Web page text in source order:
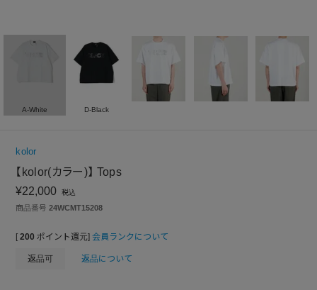
A-White D-Black
kolor
【kolor(カラー)】 Tops
¥22,000 税込
商品番号 24WCMT15208
[ 200 ポイント還元] 会員ランクについて
返品可 返品について